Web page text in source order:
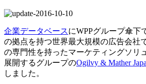
企業データベースにWPPグループ傘下
の拠点を持つ世界最大規模の広告会社
の専門性を持ったマーケティングソリ
展開するグループのOgilvy & Mather
しました。